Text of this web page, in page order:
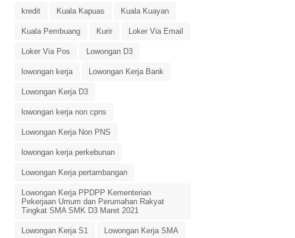
kredit Kuala Kapuas Kuala Kuayan
Kuala Pembuang Kurir Loker Via Email
Loker Via Pos Lowongan D3
lowongan kerja Lowongan Kerja Bank
Lowongan Kerja D3
lowongan kerja non cpns
Lowongan Kerja Non PNS
lowongan kerja perkebunan
Lowongan Kerja pertambangan
Lowongan Kerja PPDPP Kementerian
Pekerjaan Umum dan Perumahan Rakyat
Tingkat SMA SMK D3 Maret 2021
Lowongan Kerja S1 Lowongan Kerja SMA